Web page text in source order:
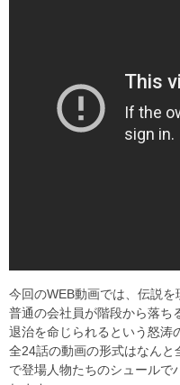
今回のWEB動画では、伝説を
普通の会社員が階段から落ち
退治を命じられるという怒涛
全24話の動画の形式はなん
で登場人物たちのシュールで